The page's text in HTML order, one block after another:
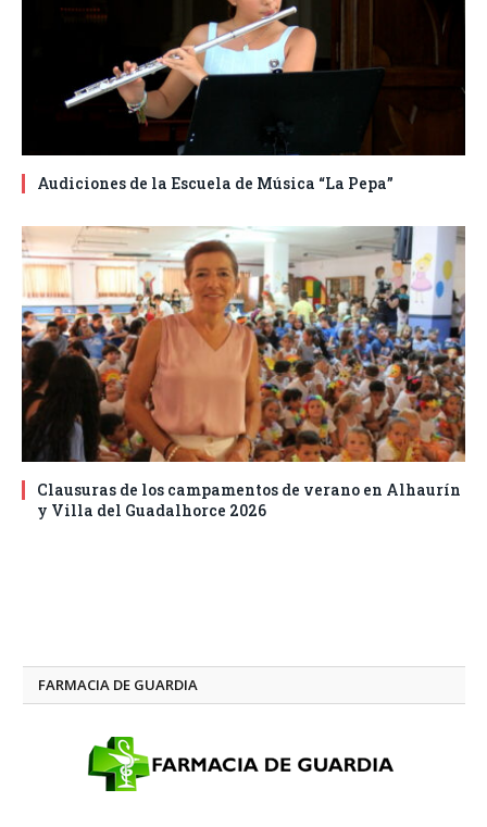
Audiciones de la Escuela de Música “La Pepa”
Clausuras de los campamentos de verano en Alhaurín
y Villa del Guadalhorce 2026
FARMACIA DE GUARDIA